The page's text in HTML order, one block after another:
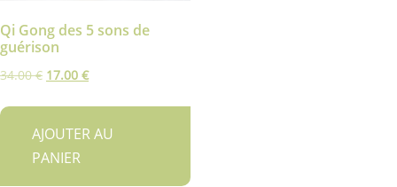
Qi Gong des 5 sons de
guérison
34.00€ Le
17.00 €Le
AJOUTER AU
PANIER